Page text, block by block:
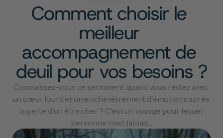
Comment choisir le
meilleur
accompagnement de
deuil pour vos besoins ?
Connaissez-vous ce sentiment quand vous restez avec
un cœur lourd et un enchevêtrement d'émotions après
la perte d'un être cher ? C'est un voyage pour lequel
personne n'est jamais...